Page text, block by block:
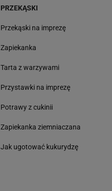
PRZEKĄSKI
Przekąski na imprezę
Zapiekanka
Tarta z warzywami
Przystawki na imprezę
Potrawy z cukinii
Zapiekanka ziemniaczana
Jak ugotować kukurydzę